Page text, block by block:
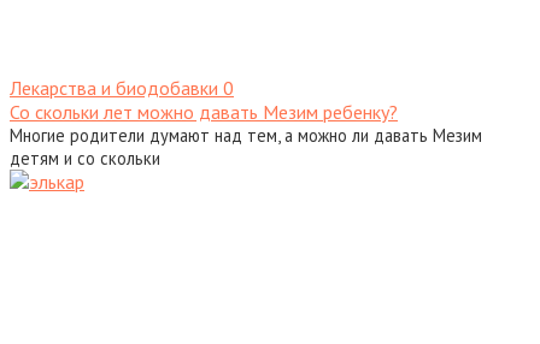
Лекарства и биодобавки 0
Со скольки лет можно давать Мезим ребенку?
Многие родители думают над тем, а можно ли давать Мезим
детям и со скольки